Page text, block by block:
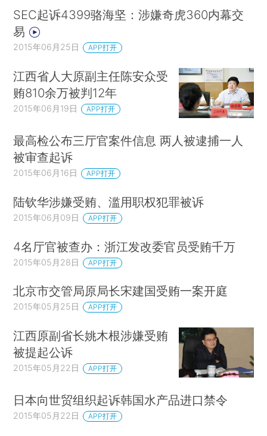
SEC起诉4399骆海坚：涉嫌奇虎360内幕交
易
2015年06月25日 APP打开
江西省人大原副主任陈安众受
贿810余万被判12年
2015年06月19日 APP打开
最高检公布三厅官案件信息 两人被逮捕一人
被审查起诉
2015年06月16日 APP打开
陆钦华涉嫌受贿、滥用职权犯罪被诉
2015年06月09日 APP打开
4名厅官被查办：浙江发改委官员受贿千万
2015年05月28日 APP打开
北京市交管局原局长宋建国受贿一案开庭
2015年05月25日 APP打开
江西原副省长姚木根涉嫌受贿
被提起公诉
2015年05月22日 APP打开
日本向世贸组织起诉韩国水产品进口禁令
2015年05月22日 APP打开